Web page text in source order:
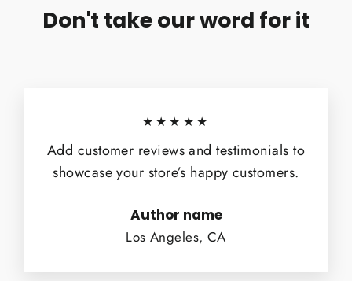
Don't take our word for it
★★★★★
Add customer reviews and testimonials to
showcase your store’s happy customers.
Author name
Los Angeles, CA